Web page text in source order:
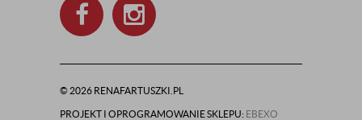
© 2026 RENAFARTUSZKI.PL
PROJEKT I OPROGRAMOWANIE SKLEPU: EBEXO